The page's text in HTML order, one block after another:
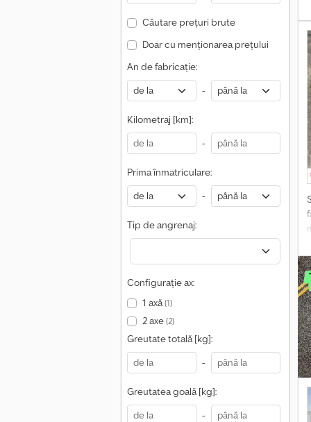
Căutare prețuri brute
Doar cu menționarea prețului
An de fabricație:
-
Kilometraj [km]:
-
Prima înmatriculare:
-
Tip de angrenaj:
Configurație ax:
1 axă(1)
2 axe(2)
Greutate totală [kg]:
-
Greutatea goală [kg]:
-